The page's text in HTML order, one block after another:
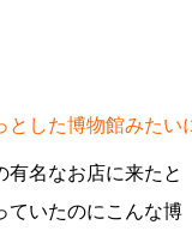
した博物館みたい
有名なお店に来たと
ていたのにこんな博